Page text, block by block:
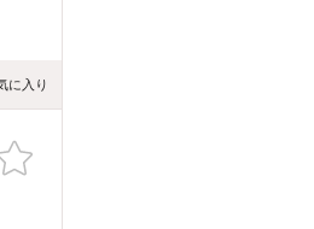
に入り